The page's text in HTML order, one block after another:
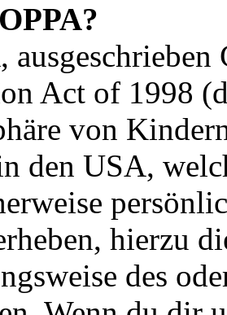
Act of 1998
von
den USA,
hierzu
des